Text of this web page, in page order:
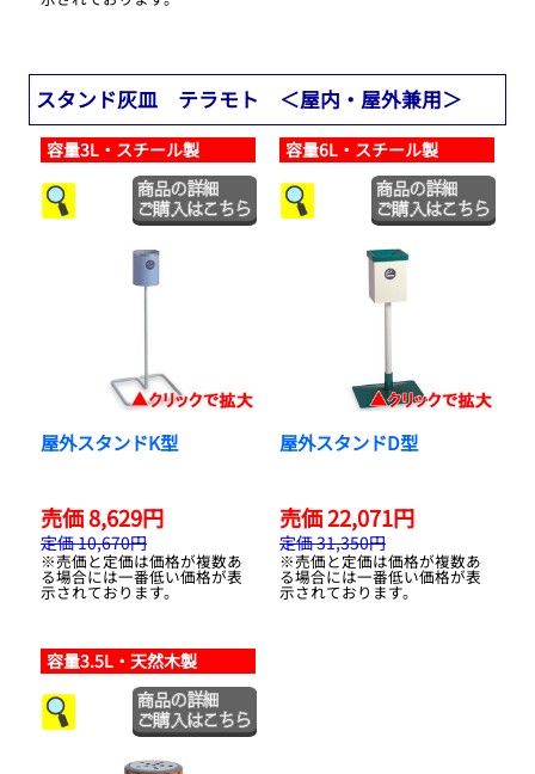
スタンド灰皿 テラモト ＜屋内・屋外兼用＞
容量3L・スチール製
屋外スタンドK型
売価 8,629円
定価 10,670円
※売価と定価は価格が複数あ
る場合には一番低い価格が表
示されております。
容量6L・スチール製
屋外スタンドD型
売価 22,071円
定価 31,350円
※売価と定価は価格が複数あ
る場合には一番低い価格が表
示されております。
容量3.5L・天然木製